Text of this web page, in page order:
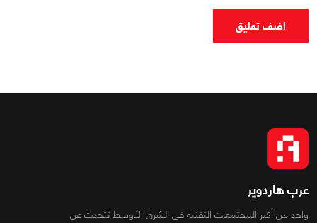
اضف تعليق
عرب هاردوير
واحد من أكبر المجتمعات التقنية فى الشرق الأوسط تتحدث عن